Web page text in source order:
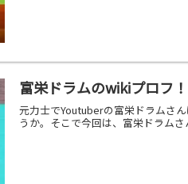
富栄ドラムのwikiプロフ
元力士でYoutuberの富栄ドラムさ
うか。そこで今回は、富栄ドラム